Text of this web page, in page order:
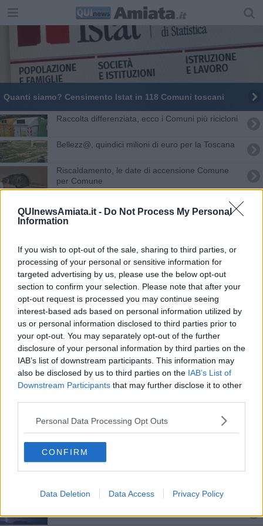
QUInewsAmiata.it - Do Not Process My Personal
Information
If you wish to opt-out of the sale, sharing to third parties, or
processing of your personal or sensitive information for
targeted advertising by us, please use the below opt-out
section to confirm your selection. Please note that after your
opt-out request is processed you may continue seeing
interest-based ads based on personal information utilized by
us or personal information disclosed to third parties prior to
your opt-out. You may separately opt-out of the further
disclosure of your personal information by third parties on the
IAB’s list of downstream participants. This information may
also be disclosed by us to third parties on the IAB’s List of
Downstream Participants that may further disclose it to other
Personal Data Processing Opt Outs
CONFIRM
Data Deletion Data Access Privacy Policy
Quanti siamo? Censimento Istat in 118 Comuni toscani
Raccolta differenziata, ecco i Comuni più ricicloni
Bellezz@, quindici milioni di euro per la Toscana
Riscaldamento, le date di accensione Comune
per Comune
Si spengono i termosifoni, ecco a chi tocca
185 comuni al voto per il nuovo Sindaco - MAPPE
Censimento Istat, rilevazioni in 118 comuni
Tanta Toscana alla Mostra del Cinema di Venezia
Seggi aperti per le elezioni europee e comunali
Termosifoni, le date di accensione Comune per
Comune
Covid, nel Pistoiese 4 decessi e 57 nuovi casi --
Torna il Censimento, 118 Comuni toscani coinvolti
Ecco i Comuni più ricicloni della Toscana